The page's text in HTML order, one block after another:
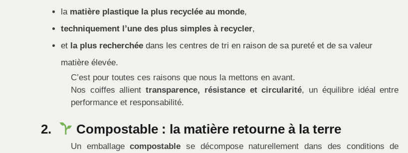
la matière plastique la plus recyclée au monde,
techniquement l’une des plus simples à recycler,
et la plus recherchée dans les centres de tri en raison de sa pureté et de sa valeur
matière élevée.
C’est pour toutes ces raisons que nous la mettons en avant.
Nos coiffes allienttransparence, résistance et circularité, un équilibre idéal entre
performance et responsabilité.
2. Compostable : la matière retourne à la terre
Un emballagecompostable se décompose naturellement dans des conditions de